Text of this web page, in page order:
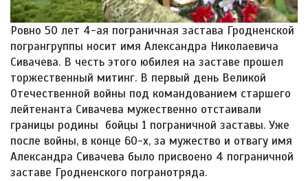
Ровно 50 лет 4-ая пограничная застава Гродненской
погрангруппы носит имя Александра Николаевича
Сивачева. В честь этого юбилея на заставе прошел
торжественный митинг. В первый день Великой
Отечественной войны под командованием старшего
лейтенанта Сивачева мужественно отстаивали
границы родины бойцы 1 пограничной заставы. Уже
после войны, в конце 60-х, за мужество и отвагу имя
Александра Сивачева было присвоено 4 пограничной
заставе Гродненского погранотряда.